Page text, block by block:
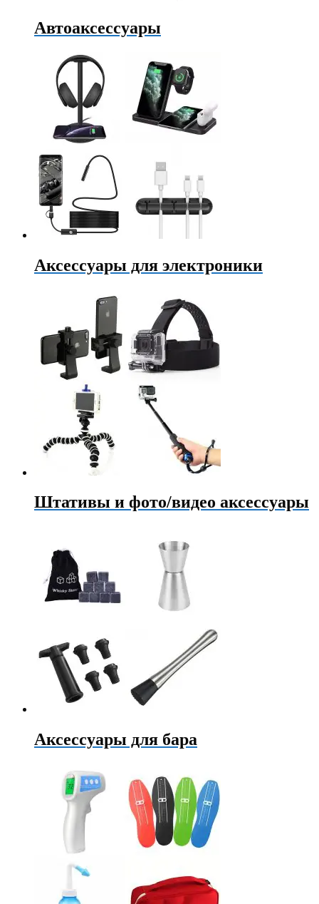
Автоаксессуары
Аксессуары для электроники
Штативы и фото/видео аксессуары
Аксессуары для бара